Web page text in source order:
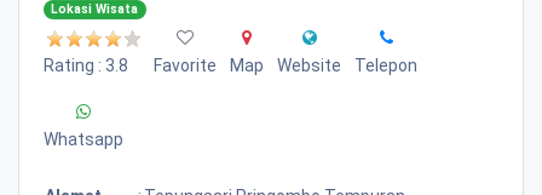
Lokasi Wisata
Rating : 3.8 Favorite Map Website Telepon
Whatsapp